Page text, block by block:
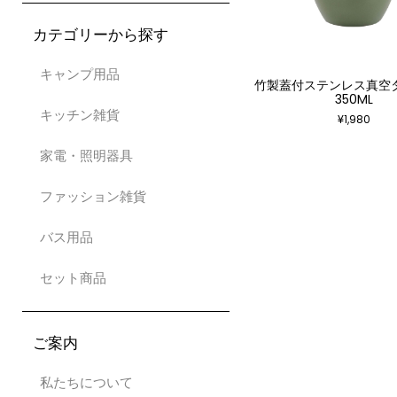
カテゴリーから探す
キャンプ用品
キッチン雑貨
家電・照明器具
ファッション雑貨
バス用品
セット商品
ご案内
私たちについて
竹製蓋付ステンレス真空
350ML
¥1,980